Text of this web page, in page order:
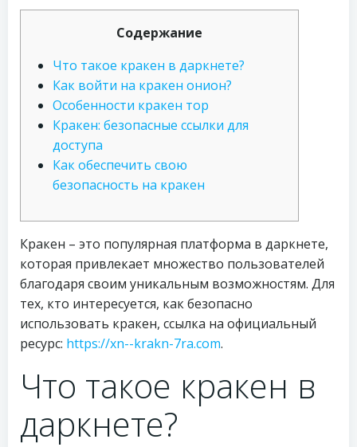
Содержание
Что такое кракен в даркнете?
Как войти на кракен онион?
Особенности кракен тор
Кракен: безопасные ссылки для
доступа
Как обеспечить свою
безопасность на кракен
Кракен – это популярная платформа в даркнете,
которая привлекает множество пользователей
благодаря своим уникальным возможностям. Для
тех, кто интересуется, как безопасно
использовать кракен, ссылка на официальный
ресурс: https://xn--krakn-7ra.com.
Что такое кракен в
даркнете?